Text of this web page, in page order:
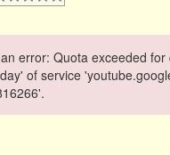
error: Quota exceeded
of service